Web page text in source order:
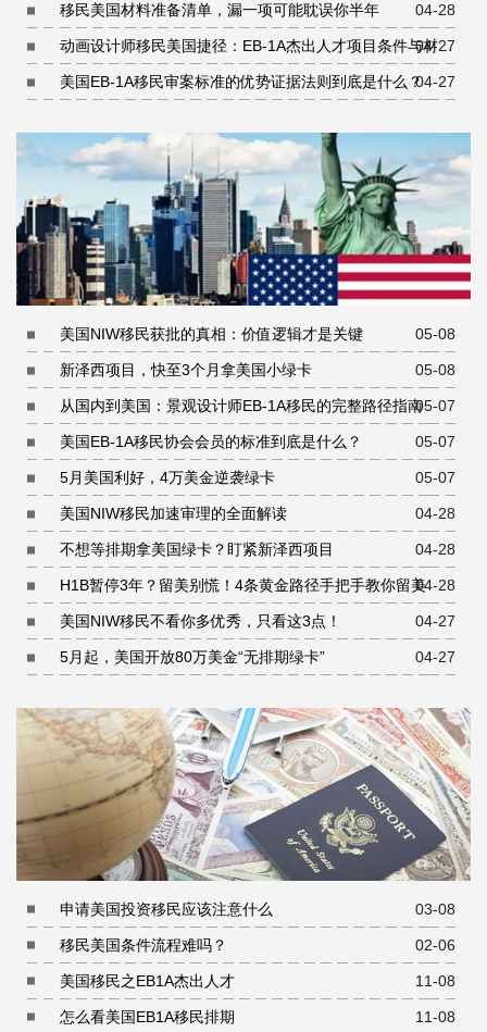
04-28
移民美国材料准备清单，漏一项可能耽误你半年
04-27
动画设计师移民美国捷径：EB-1A杰出人才项目条件与材料
准备指南 04-27
美国EB-1A移民审案标准的优势证据法则到底是什么？
05-08
美国NIW移民获批的真相：价值逻辑才是关键
05-08
新泽西项目，快至3个月拿美国小绿卡
05-07
从国内到美国：景观设计师EB-1A移民的完整路径指南
05-07
美国EB-1A移民协会会员的标准到底是什么？
05-07
5月美国利好，4万美金逆袭绿卡
04-28
美国NIW移民加速审理的全面解读
04-28
不想等排期拿美国绿卡？盯紧新泽西项目
04-28
H1B暂停3年？留美别慌！4条黄金路径手把手教你留美
04-27
美国NIW移民不看你多优秀，只看这3点！
04-27
5月起，美国开放80万美金“无排期绿卡”
03-08
申请美国投资移民应该注意什么
02-06
移民美国条件流程难吗？
11-08
美国移民之EB1A杰出人才
11-08
怎么看美国EB1A移民排期